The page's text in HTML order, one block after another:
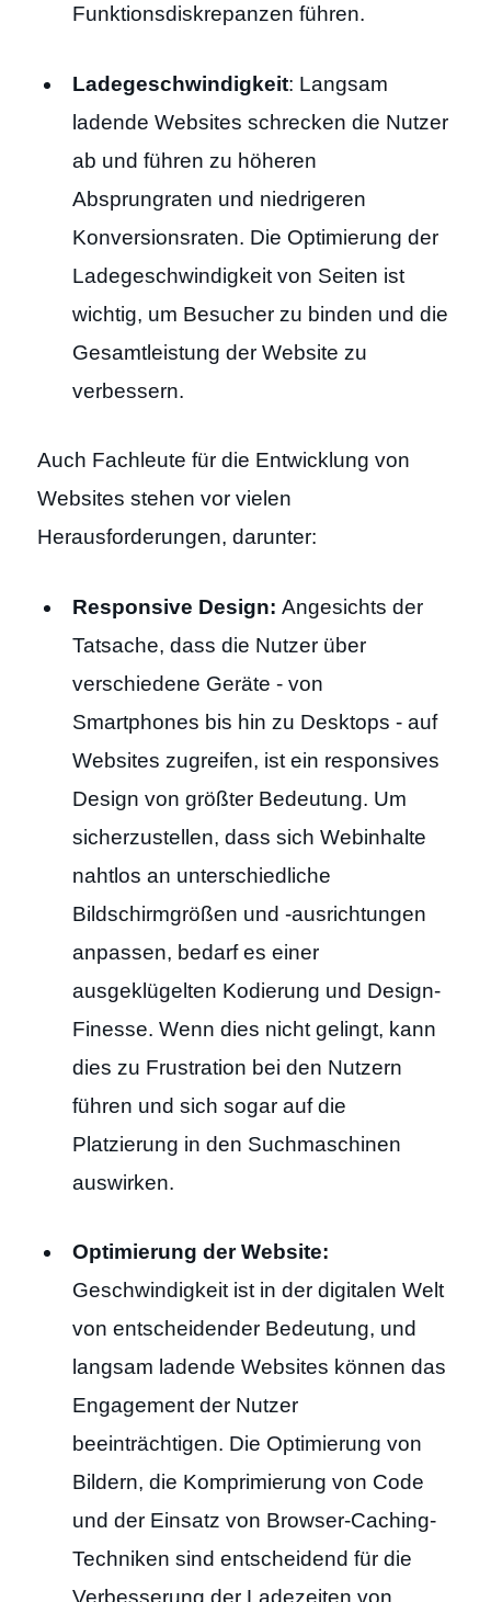
Funktionsdiskrepanzen führen.
Ladegeschwindigkeit: Langsam
ladende Websites schrecken die Nutzer
ab und führen zu höheren
Absprungraten und niedrigeren
Konversionsraten. Die Optimierung der
Ladegeschwindigkeit von Seiten ist
wichtig, um Besucher zu binden und die
Gesamtleistung der Website zu
verbessern.
Auch Fachleute für die Entwicklung von
Websites stehen vor vielen
Herausforderungen, darunter:
Responsive Design: Angesichts der
Tatsache, dass die Nutzer über
verschiedene Geräte - von
Smartphones bis hin zu Desktops - auf
Websites zugreifen, ist ein responsives
Design von größter Bedeutung. Um
sicherzustellen, dass sich Webinhalte
nahtlos an unterschiedliche
Bildschirmgrößen und -ausrichtungen
anpassen, bedarf es einer
ausgeklügelten Kodierung und Design-
Finesse. Wenn dies nicht gelingt, kann
dies zu Frustration bei den Nutzern
führen und sich sogar auf die
Platzierung in den Suchmaschinen
auswirken.
Optimierung der Website:
Geschwindigkeit ist in der digitalen Welt
von entscheidender Bedeutung, und
langsam ladende Websites können das
Engagement der Nutzer
beeinträchtigen. Die Optimierung von
Bildern, die Komprimierung von Code
und der Einsatz von Browser-Caching-
Techniken sind entscheidend für die